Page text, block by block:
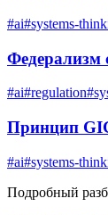
#ai#systems-
Федерализм
#ai#regulation#
Принцип
#ai#systems-
Подробный